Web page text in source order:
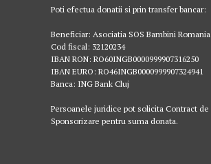
Poti efectua donatii si prin transfer bancar:
Beneficiar: Asociatia SOS Bambini Romania
Cod fiscal: 32120234
IBAN RON: RO60INGB0000999907316250
IBAN EURO: RO46INGB0000999907324941
Banca: ING Bank Cluj
Persoanele juridice pot solicita Contract de
Sponsorizare pentru suma donata.